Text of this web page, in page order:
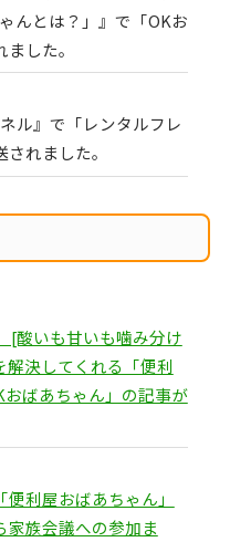
んとは？」』で「OKお
した。
ル』で「レンタルフレ
れました。
酸いも甘いも噛み分け
決してくれる「便利
ばあちゃん」の記事が
利屋おばあちゃん」
家族会議への参加ま